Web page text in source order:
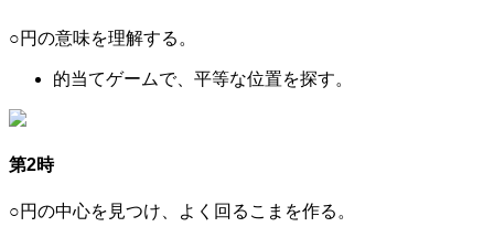
○円の意味を理解する。
的当てゲームで、平等な位置を探す。
第2時
○円の中心を見つけ、よく回るこまを作る。